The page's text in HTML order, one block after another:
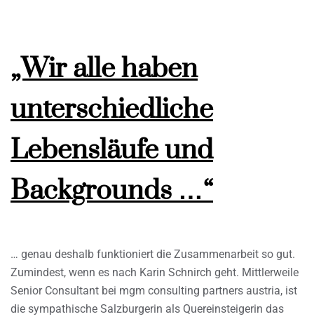
„Wir alle haben
unterschiedliche
Lebensläufe und
Backgrounds …“
… genau deshalb funktioniert die Zusammenarbeit so gut.
Zumindest, wenn es nach Karin Schnirch geht. Mittlerweile
Senior Consultant bei mgm consulting partners austria, ist
die sympathische Salzburgerin als Quereinsteigerin das